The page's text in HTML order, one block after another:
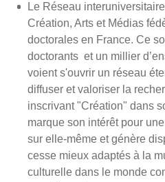
Le Réseau
Création, Arts et Médias
doctorales en France. Ce
doctorants et un millier
voient s'ouvrir un réseau
diffuser et valoriser la
inscrivant "Création" dans
marque son intérêt pour
sur elle-même et génère
cesse mieux adaptés à la
culturelle dans le monde